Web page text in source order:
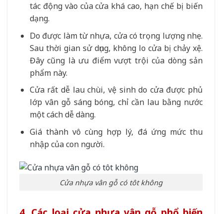
tác động vào của cửa khá cao, hạn chế bị biến
dạng.
Do được làm từ nhựa, cửa có trọng lượng nhẹ.
Sau thời gian sử dụng, không lo cửa bị chảy xệ.
Đây cũng là ưu điểm vượt trội của dòng sản
phẩm này.
Cửa rất dễ lau chùi, vệ sinh do cửa được phủ
lớp vân gỗ sáng bóng, chỉ cần lau bằng nước
một cách dễ dàng.
Giá thành vô cùng hợp lý, đá ứng mức thu
nhập của con người.
Cửa nhựa vân gỗ có tôt không